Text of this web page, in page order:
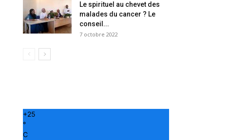
Le spirituel au chevet des
malades du cancer ? Le
conseil...
7 octobre 2022
+25
°
C